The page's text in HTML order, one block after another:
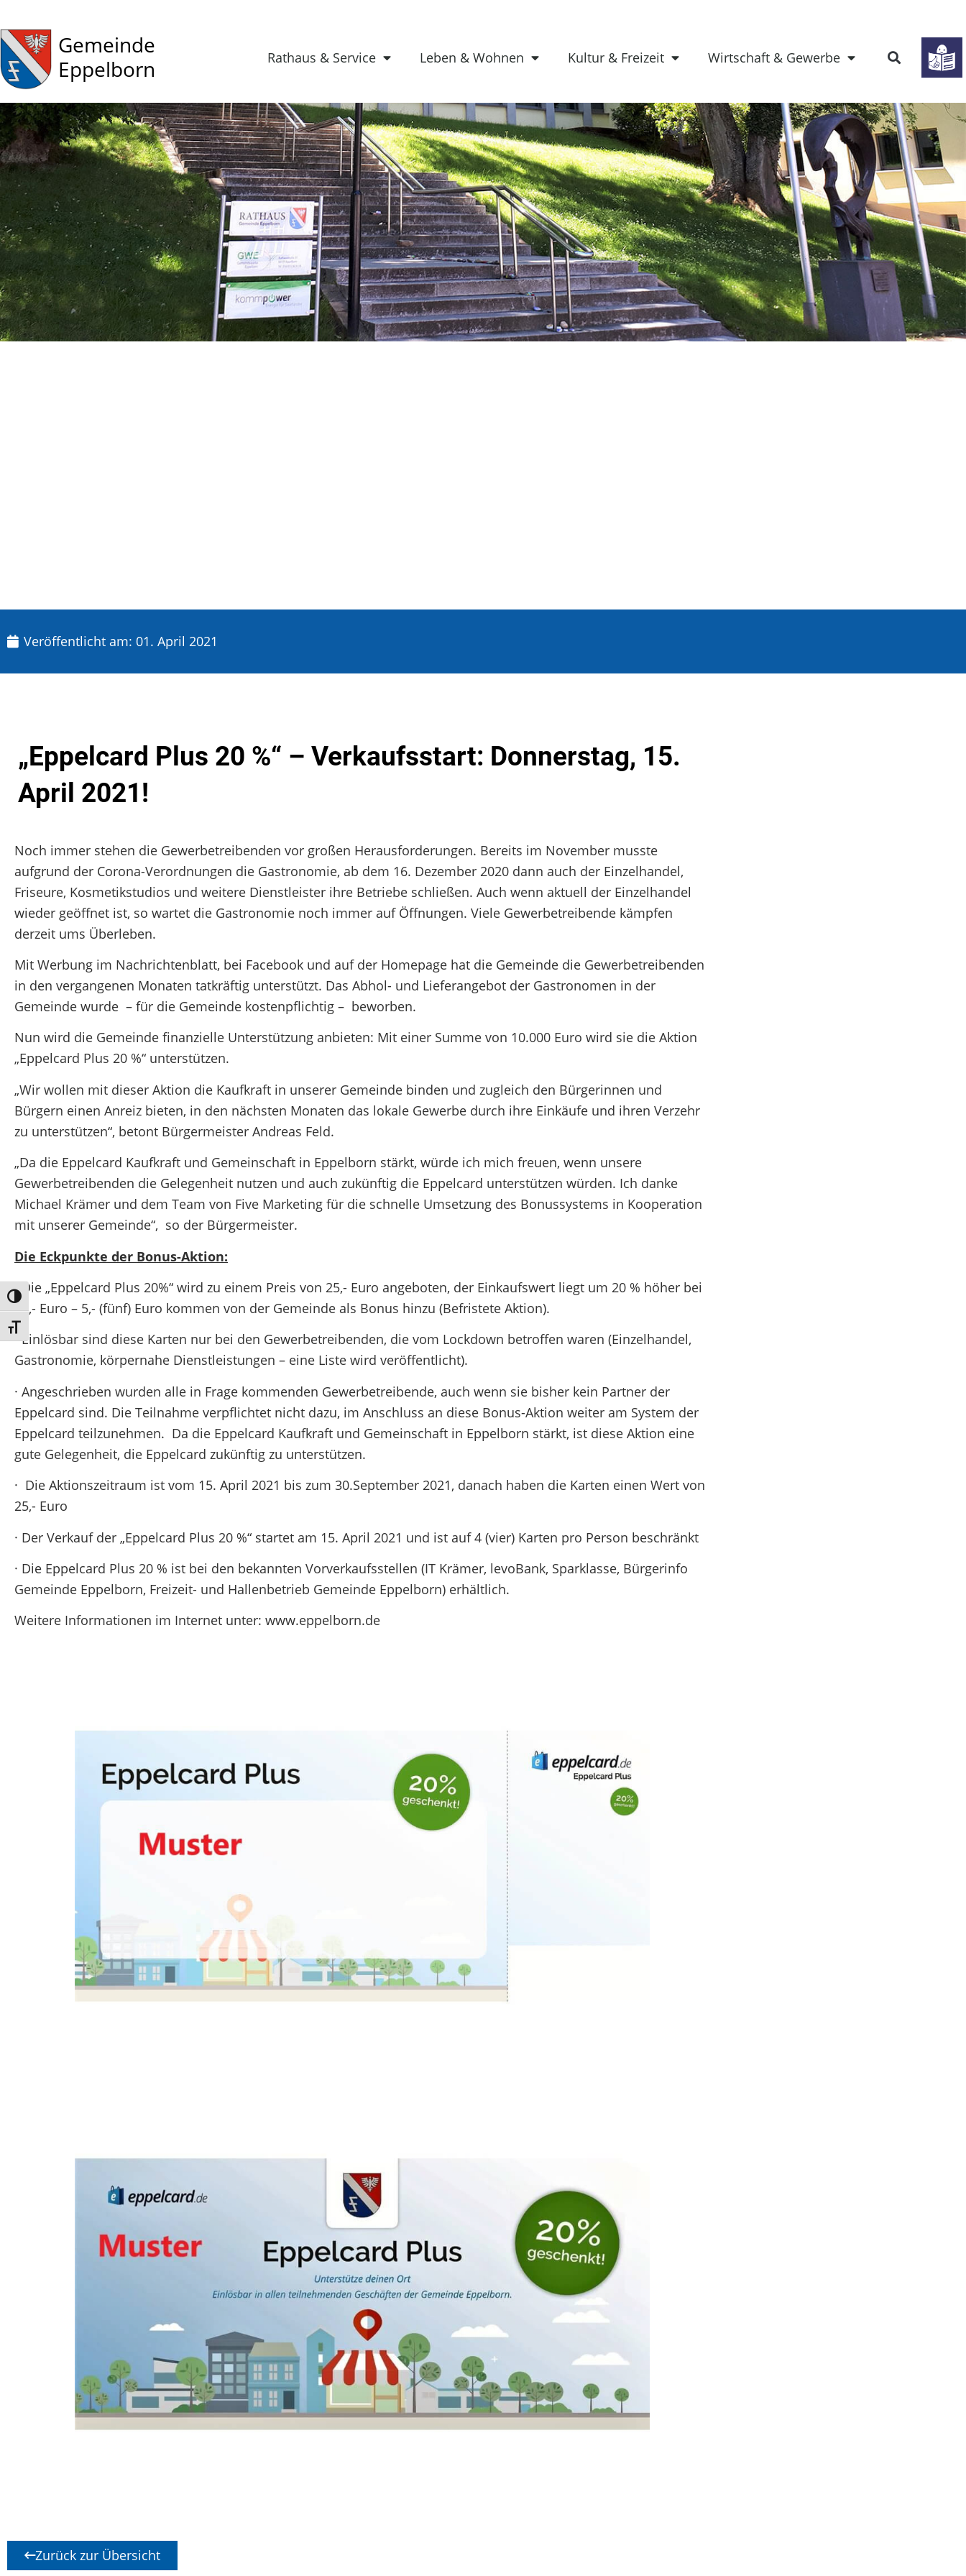
Umschalten auf hohe Kontraste
Schrift vergrößern
Gemeinde
Eppelborn
Rathaus & Service Leben & Wohnen Kultur & Freizeit Wirtschaft & Gewerbe
Veröffentlicht am: 01. April 2021
„Eppelcard Plus 20 %“ – Verkaufsstart: Donnerstag, 15.
April 2021!
Noch immer stehen die Gewerbetreibenden vor großen Herausforderungen. Bereits im November musste
aufgrund der Corona-Verordnungen die Gastronomie, ab dem 16. Dezember 2020 dann auch der Einzelhandel,
Friseure, Kosmetikstudios und weitere Dienstleister ihre Betriebe schließen. Auch wenn aktuell der Einzelhandel
wieder geöffnet ist, so wartet die Gastronomie noch immer auf Öffnungen. Viele Gewerbetreibende kämpfen
derzeit ums Überleben.
Mit Werbung im Nachrichtenblatt, bei Facebook und auf der Homepage hat die Gemeinde die Gewerbetreibenden
in den vergangenen Monaten tatkräftig unterstützt. Das Abhol- und Lieferangebot der Gastronomen in der
Gemeinde wurde – für die Gemeinde kostenpflichtig – beworben.
Nun wird die Gemeinde finanzielle Unterstützung anbieten: Mit einer Summe von 10.000 Euro wird sie die Aktion
„Eppelcard Plus 20 %“ unterstützen.
„Wir wollen mit dieser Aktion die Kaufkraft in unserer Gemeinde binden und zugleich den Bürgerinnen und
Bürgern einen Anreiz bieten, in den nächsten Monaten das lokale Gewerbe durch ihre Einkäufe und ihren Verzehr
zu unterstützen“, betont Bürgermeister Andreas Feld.
„Da die Eppelcard Kaufkraft und Gemeinschaft in Eppelborn stärkt, würde ich mich freuen, wenn unsere
Gewerbetreibenden die Gelegenheit nutzen und auch zukünftig die Eppelcard unterstützen würden. Ich danke
Michael Krämer und dem Team von Five Marketing für die schnelle Umsetzung des Bonussystems in Kooperation
mit unserer Gemeinde“, so der Bürgermeister.
Die Eckpunkte der Bonus-Aktion:
· Die „Eppelcard Plus 20%“ wird zu einem Preis von 25,- Euro angeboten, der Einkaufswert liegt um 20 % höher bei
30,- Euro – 5,- (fünf) Euro kommen von der Gemeinde als Bonus hinzu (Befristete Aktion).
· Einlösbar sind diese Karten nur bei den Gewerbetreibenden, die vom Lockdown betroffen waren (Einzelhandel,
Gastronomie, körpernahe Dienstleistungen – eine Liste wird veröffentlicht).
· Angeschrieben wurden alle in Frage kommenden Gewerbetreibende, auch wenn sie bisher kein Partner der
Eppelcard sind. Die Teilnahme verpflichtet nicht dazu, im Anschluss an diese Bonus-Aktion weiter am System der
Eppelcard teilzunehmen. Da die Eppelcard Kaufkraft und Gemeinschaft in Eppelborn stärkt, ist diese Aktion eine
gute Gelegenheit, die Eppelcard zukünftig zu unterstützen.
· Die Aktionszeitraum ist vom 15. April 2021 bis zum 30.September 2021, danach haben die Karten einen Wert von
25,- Euro
· Der Verkauf der „Eppelcard Plus 20 %“ startet am 15. April 2021 und ist auf 4 (vier) Karten pro Person beschränkt
· Die Eppelcard Plus 20 % ist bei den bekannten Vorverkaufsstellen (IT Krämer, levoBank, Sparklasse, Bürgerinfo
Gemeinde Eppelborn, Freizeit- und Hallenbetrieb Gemeinde Eppelborn) erhältlich.
Weitere Informationen im Internet unter: www.eppelborn.de
Zurück zur Übersicht